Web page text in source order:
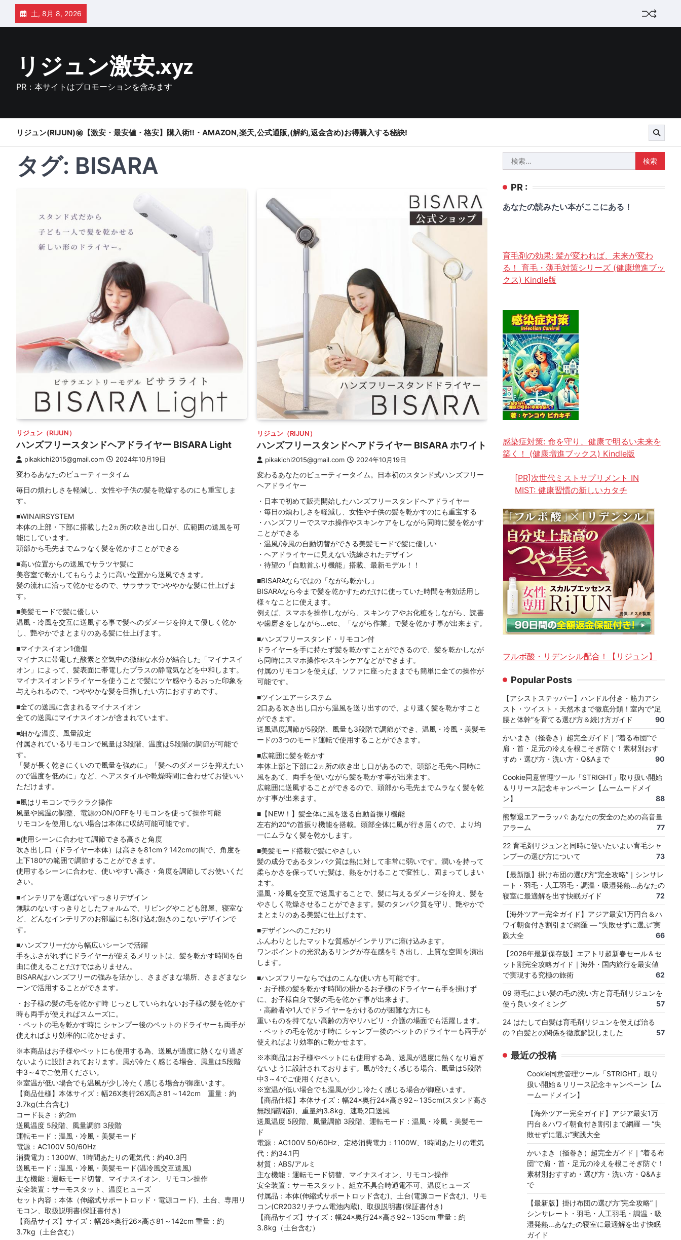
Skip
content
土, 8月 8, 2026
リジュン激安.xyz
PR：本サイトはプロモーションを含みます
リジュン(RIJUN)㊙【激安・最安値・格安】購入術!!・AMAZON,楽天,公式通販,(解約,返金含め)お得購入する秘訣!
タグ: BISARA
リジュン（RIJUN）
ハンズフリースタンドヘアドライヤー BISARA Light
pikakichi2015@gmail.com 2024年10月19日
変わるあなたのビューティータイム
毎日の煩わしさを軽減し、女性や子供の髪を乾燥するのにも重宝しま
す。
■WINAIRSYSTEM
本体の上部・下部に搭載した2ヵ所の吹き出し口が、広範囲の送風を可
能にしています。
頭部から毛先までムラなく髪を乾かすことができる
■高い位置からの送風でサラツヤ髪に
美容室で乾かしてもらうように高い位置から送風できます。
髪の流れに沿って乾かせるので、サラサラでつややかな髪に仕上げま
す。
■美髪モードで髪に優しい
温風・冷風を交互に送風する事で髪へのダメージを抑えて優しく乾か
し、艷やかでまとまりのある髪に仕上げます。
■マイナスイオン1億個
マイナスに帯電した酸素と空気中の微細な水分が結合した「マイナスイ
オン」によって、髪表面に帯電したプラスの静電気などを中和します。
マイナスイオンドライヤーを使うことで髪にツヤ感やうるおった印象を
与えられるので、つややかな髪を目指したい方におすすめです。
■全ての送風に含まれるマイナスイオン
全ての送風にマイナスイオンが含まれています。
■細かな温度、風量設定
付属されているリモコンで風量は3段階、温度は5段階の調節が可能で
す。
「髪が長く乾きにくいので風量を強めに」「髪へのダメージを抑えたい
ので温度を低めに」など、ヘアスタイルや乾燥時間に合わせてお使いい
ただけます。
■風はリモコンでラクラク操作
風量や風温の調整、電源のON/OFFをリモコンを使って操作可能
リモコンを使用しない場合は本体に収納可能可能です。
■使用シーンに合わせて調節できる高さと角度
吹き出し口（ドライヤー本体）は高さを81cm？142cmの間で、角度を
上下180°の範囲で調節することができます。
使用するシーンに合わせ、使いやすい高さ・角度を調節してお使いくだ
さい。
■インテリアを選ばないすっきりデザイン
無駄のないすっきりとしたフォルムで、リビングやこども部屋、寝室な
ど、どんなインテリアのお部屋にも溶け込む飽きのこないデザインで
す。
■ハンズフリーだから幅広いシーンで活躍
手をふさがれずにドライヤーが使えるメリットは、髪を乾かす時間を自
由に使えることだけではありません。
BISARAはハンズフリーの強みを活かし、さまざまな場所、さまざまなシ
ーンで活用することができます。
・お子様の髪の毛を乾かす時 じっとしていられないお子様の髪を乾かす
時も両手が使えればスムーズに。
・ペットの毛を乾かす時に シャンプー後のペットのドライヤーも両手が
使えればより効率的に乾かせます。
※本商品はお子様やペットにも使用する為、送風が過度に熱くなり過ぎ
ないように設計されております。風が冷たく感じる場合、風量は5段階
中3～4でご使用ください。
※室温が低い場合でも温風が少し冷たく感じる場合が御座います。
【商品仕様】本体サイズ：幅26X奥行26X高さ81～142cm 重量：約
3.7kg(土台含む)
コード長さ：約2m
送風温度 5段階、風量調節 3段階
運転モード：温風・冷風・美髪モード
電源：AC100V 50/60Hz
消費電力：1300W、1時間あたりの電気代：約40.3円
送風モード：温風・冷風・美髪モード(温冷風交互送風)
主な機能：運転モード切替、マイナスイオン、リモコン操作
安全装置：サーモスタット、温度ヒューズ
セット内容：本体（伸縮式サポートロッド・電源コード)、土台、専用リ
モコン、取扱説明書(保証書付き)
【商品サイズ】サイズ：幅26×奥行26×高さ81～142cm 重量：約
3.7kg（土台含む）
リジュン（RIJUN）
ハンズフリースタンドヘアドライヤー BISARA ホワイト
pikakichi2015@gmail.com 2024年10月19日
変わるあなたのビューティータイム。日本初のスタンド式ハンズフリー
ヘアドライヤー
・日本で初めて販売開始したハンズフリースタンドヘアドライヤー
・毎日の煩わしさを軽減し、女性や子供の髪を乾かすのにも重宝する
・ハンズフリーでスマホ操作やスキンケアをしながら同時に髪を乾かす
ことができる
・温風/冷風の自動切替ができる美髪モードで髪に優しい
・ヘアドライヤーに見えない洗練されたデザイン
・待望の「自動首ふり機能」搭載、最新モデル！！
■BISARAならではの「ながら乾かし」
BISARAなら今まで髪を乾かすためだけに使っていた時間を有効活用し
様々なことに使えます。
例えば、スマホを操作しながら、スキンケアやお化粧をしながら、読書
や歯磨きをしながら…etc、「ながら作業」で髪を乾かす事が出来ます。
■ハンズフリースタンド・リモコン付
ドライヤーを手に持たず髪を乾かすことができるので、髪を乾かしなが
ら同時にスマホ操作やスキンケアなどができます。
付属のリモコンを使えば、ソファに座ったままでも簡単に全ての操作が
可能です。
■ツインエアーシステム
2口ある吹き出し口から温風を送り出すので、より速く髪を乾かすこと
ができます。
送風温度調節が5段階、風量も3段階で調節ができ、温風・冷風・美髪モ
ードの3つのモード運転で使用することができます。
■広範囲に髪を乾かす
本体上部と下部に2ヵ所の吹き出し口があるので、頭部と毛先へ同時に
風をあて、両手を使いながら髪を乾かす事が出来ます。
広範囲に送風することができるので、頭部から毛先までムラなく髪を乾
かす事が出来ます。
■【NEW！】髪全体に風を送る自動首振り機能
左右約20°の首振り機能を搭載。頭部全体に風が行き届くので、より均
一にムラなく髪を乾かします。
■美髪モード搭載で髪にやさしい
髪の成分であるタンパク質は熱に対して非常に弱いです。潤いを持って
柔らかさを保っていた髪は、熱をかけることで変性し、固まってしまい
ます。
温風・冷風を交互で送風することで、髪に与えるダメージを抑え、髪を
やさしく乾燥させることができます。髪のタンパク質を守り、艶やかで
まとまりのある美髪に仕上げます。
■デザインへのこだわり
ふんわりとしたマットな質感がインテリアに溶け込みます。
ワンポイントの光沢あるリングが存在感を引き出し、上質な空間を演出
します。
■ハンズフリーならではのこんな使い方も可能です。
・お子様の髪を乾かす時間の掛かるお子様のドライヤーも手を掛けず
に、お子様自身で髪の毛を乾かす事が出来ます。
・高齢者や1人でドライヤーをかけるのが困難な方にも
重いものを持てない高齢の方やリハビリ・介護の場面でも活躍します。
・ペットの毛を乾かす時に シャンプー後のペットのドライヤーも両手が
使えればより効率的に乾かせます。
※本商品はお子様やペットにも使用する為、送風が過度に熱くなり過ぎ
ないように設計されております。風が冷たく感じる場合、風量は5段階
中3～4でご使用ください。
※室温が低い場合でも温風が少し冷たく感じる場合が御座います。
【商品仕様】本体サイズ：幅24×奥行24×高さ92～135cm(スタンド高さ
無段階調節)、重量約3.8kg、速乾2口送風
送風温度 5段階、風量調節 3段階、運転モード：温風・冷風・美髪モー
ド
電源：AC100V 50/60Hz、定格消費電力：1100W、1時間あたりの電気
代：約34.1円
材質：ABS/アルミ
主な機能：運転モード切替、マイナスイオン、リモコン操作
安全装置：サーモスタット、組立不具合時通電不可、温度ヒューズ
付属品：本体(伸縮式サポートロッド含む)、土台(電源コード含む)、リモ
コン(CR2032リチウム電池内蔵)、取扱説明書(保証書付き)
【商品サイズ】サイズ：幅24×奥行24×高さ92～135cm 重量：約
3.8kg（土台含む）
索:
PR :
あなたの読みたい本がここにある！
育毛剤の効果: 髪が変われば、未来が変わ
る！ 育毛・薄毛対策シリーズ (健康増進ブッ
クス) Kindle版
感染症対策: 命を守り、健康で明るい未来を
築く！ (健康増進ブックス) Kindle版
[PR]次世代ミストサプリメント IN
MIST: 健康習慣の新しいカタチ
フルボ酸・リデンシル配合！【リジュン】
Popular Posts
【アシストステッパー】ハンドル付き・筋力アシ
スト・ツイスト・天然木まで徹底分類！室内で“足
腰と体幹”を育てる選び方＆続け方ガイド
90
かいまき（掻巻き）超完全ガイド｜“着る布団”で
肩・首・足元の冷えを根こそぎ防ぐ！素材別おす
すめ・選び方・洗い方・Q&Aまで
90
Cookie同意管理ツール「STRIGHT」取り扱い開始
＆リリース記念キャンペーン【ムームードメイ
ン】
88
熊撃退エアーラッパ: あなたの安全のための高音量
アラーム
77
22 育毛剤リジュンと同時に使いたいよい育毛シャ
ンプーの選び方について
73
【最新版】掛け布団の選び方“完全攻略”｜シンサレ
ート・羽毛・人工羽毛・調温・吸湿発熱…あなたの
寝室に最適解を出す快眠ガイド
72
【海外ツアー完全ガイド】アジア最安1万円台＆ハ
ワイ朝食付き割引まで網羅 ― “失敗せずに選ぶ”実
践大全
66
【2026年最新保存版】エアトリ超新春セール＆セ
ット割完全攻略ガイド｜海外・国内旅行を最安値
で実現する究極の旅術
62
09 薄毛によい髪の毛の洗い方と育毛剤リジュンを
使う良いタイミング
57
24 はたして白髪は育毛剤リジュンを使えば治る
の？白髪との関係を徹底解説しました
57
最近の投稿
Cookie同意管理ツール「STRIGHT」取り
扱い開始＆リリース記念キャンペーン【ム
ームードメイン】
【海外ツアー完全ガイド】アジア最安1万
円台＆ハワイ朝食付き割引まで網羅 ― “失
敗せずに選ぶ”実践大全
かいまき（掻巻き）超完全ガイド｜“着る布
団”で肩・首・足元の冷えを根こそぎ防ぐ！
素材別おすすめ・選び方・洗い方・Q&Aま
で
【最新版】掛け布団の選び方“完全攻略”｜
シンサレート・羽毛・人工羽毛・調温・吸
湿発熱…あなたの寝室に最適解を出す快眠
ガイド